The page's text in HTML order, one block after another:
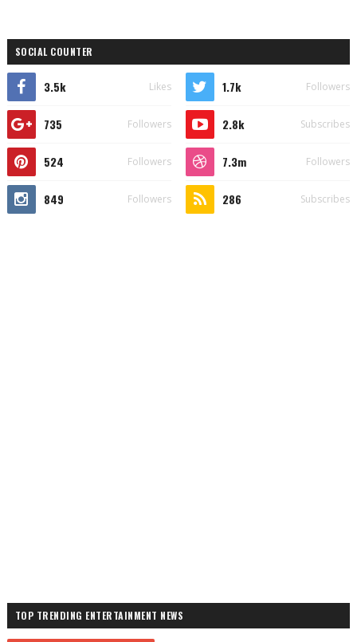
SOCIAL COUNTER
3.5k Likes 1.7k Followers
735 Followers 2.8k Subscribes
524 Followers 7.3m Followers
849 Followers 286 Subscribes
TOP TRENDING ENTERTAINMENT NEWS